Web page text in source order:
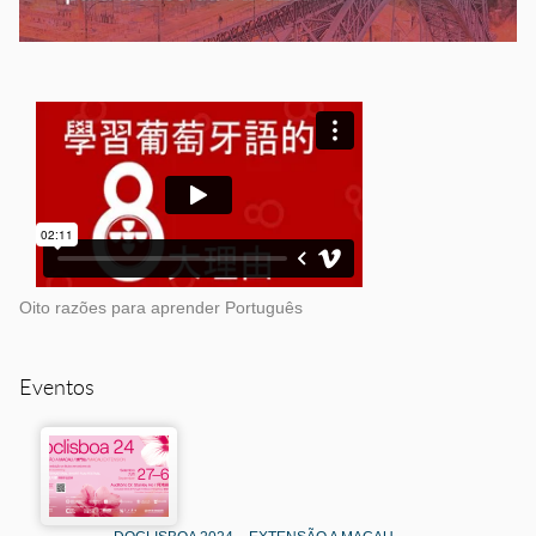
Oito razões para aprender Português
Eventos